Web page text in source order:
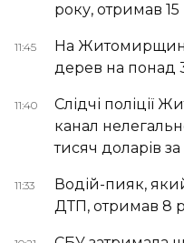
року, отримав
11:45
На
дерев на понад
11:40
Слідчі поліції
канал
тисяч доларів
11:33
Водій-пияк,
ДТП, отримав 8